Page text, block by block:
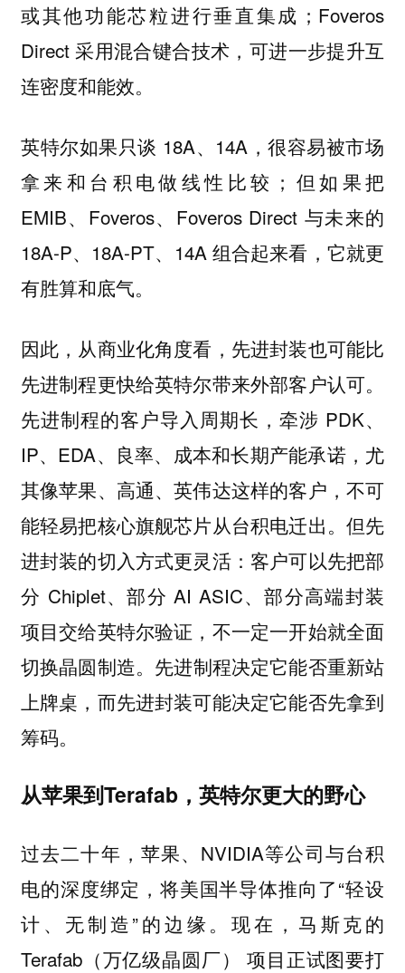
或其他功能芯粒进行垂直集成；Foveros
Direct 采用混合键合技术，可进一步提升互
连密度和能效。
英特尔如果只谈 18A、14A，很容易被市场
拿来和台积电做线性比较；但如果把
EMIB、Foveros、Foveros Direct 与未来的
18A-P、18A-PT、14A 组合起来看，它就更
有胜算和底气。
因此，从商业化角度看，先进封装也可能比
先进制程更快给英特尔带来外部客户认可。
先进制程的客户导入周期长，牵涉 PDK、
IP、EDA、良率、成本和长期产能承诺，尤
其像苹果、高通、英伟达这样的客户，不可
能轻易把核心旗舰芯片从台积电迁出。但先
进封装的切入方式更灵活：客户可以先把部
分 Chiplet、部分 AI ASIC、部分高端封装
项目交给英特尔验证，不一定一开始就全面
切换晶圆制造。 先进制程决定它能否重新站
上牌桌，而先进封装可能决定它能否先拿到
筹码。
从苹果到Terafab，英特尔更大的野心
过去二十年，苹果、NVIDIA等公司与台积
电的深度绑定，将美国半导体推向了“轻设
计、无制造”的边缘。现在，马斯克的
Terafab（万亿级晶圆厂） 项目正试图要打